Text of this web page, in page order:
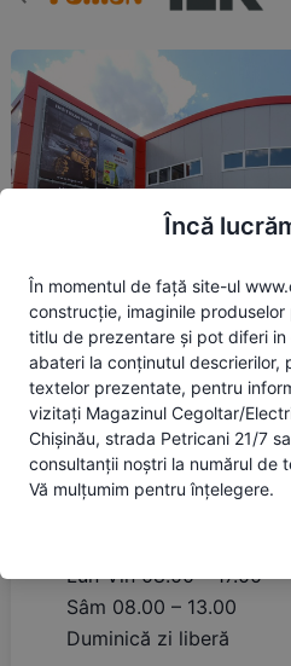
location_onMagazin Electrix
str. Petricani 21/8
phone 069 606 707
Lun-Vin 08.00 – 17.00
Sâm 08.00 – 13.00
Duminică zi liberă
Încă
În momentul de față site-ul
construcție, imaginile
titlu de prezentare și pot diferi
abateri la conținutul descrierilor,
textelor prezentate, pentru
vizitați Magazinul Cegoltar/
Chișinău, strada Petricani 21/7
consultanții noștri la numărul de
Vă mulțumim pentru înțelegere.